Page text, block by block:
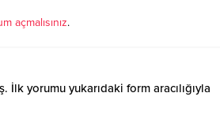
açmalısınız.
İlk yorumu yukarıdaki form aracılığıyla